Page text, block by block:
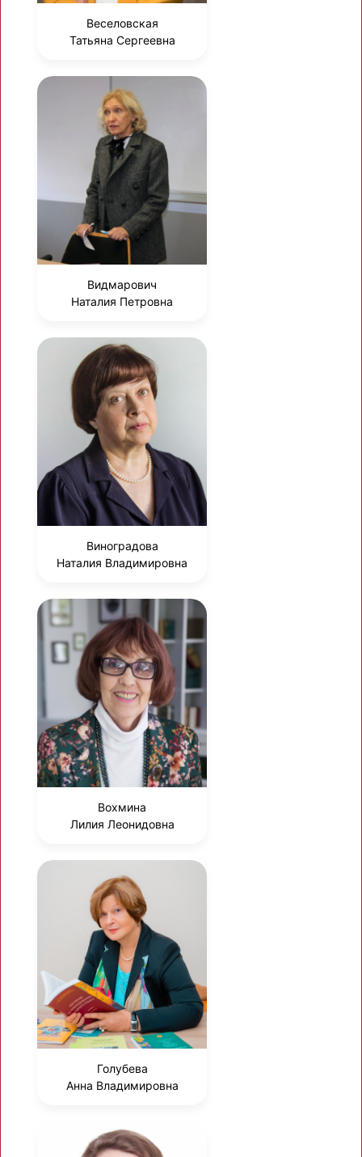
Веселовская
Татьяна Сергеевна
Видмарович
Наталия Петровна
Виноградова
Наталия Владимировна
Вохмина
Лилия Леонидовна
Голубева
Анна Владимировна